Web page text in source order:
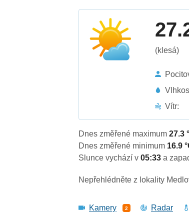
(klesá)
Vítr:
Dnes změřené maximum27.3
Dnes změřené minimum 16.9
Slunce vychází v05:33a
Nepřehlédněte z lokality
Kamery 2 Radar